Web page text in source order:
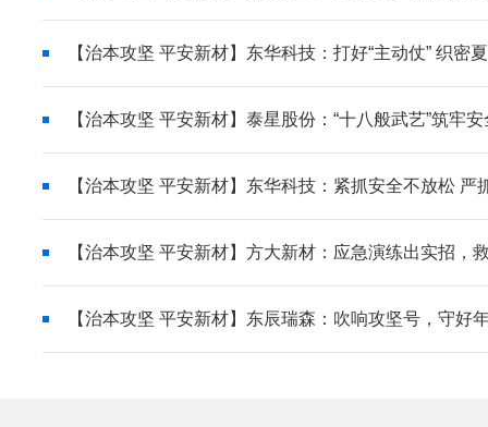
【治本攻坚 平安新材】东华科技：打好“主动仗” 织密
【治本攻坚 平安新材】泰星股份：“十八般武艺”筑牢
【治本攻坚 平安新材】东华科技：紧抓安全不放松 严
【治本攻坚 平安新材】方大新材：应急演练出实招，
【治本攻坚 平安新材】东辰瑞森：吹响攻坚号，守好